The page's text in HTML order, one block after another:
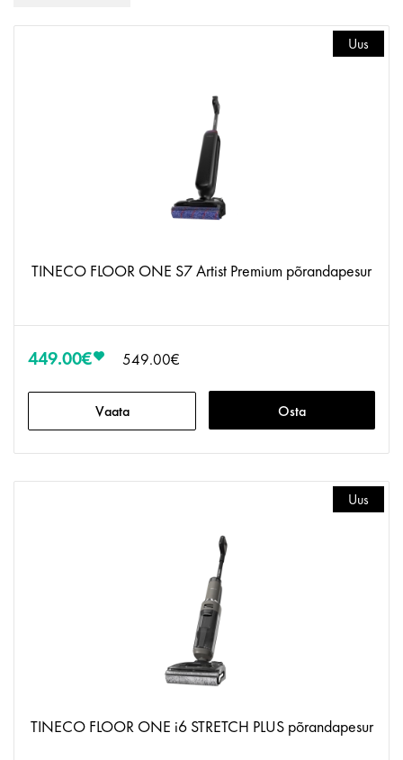
Uus
TINECO FLOOR ONE S7 Artist Premium põrandapesur
449.00€ 549.00€
Vaata Osta
Uus
TINECO FLOOR ONE i6 STRETCH PLUS põrandapesur